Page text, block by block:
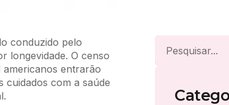
conduzido pelo
longevidade. O censo
americanos entrarão
cuidados com a saúde